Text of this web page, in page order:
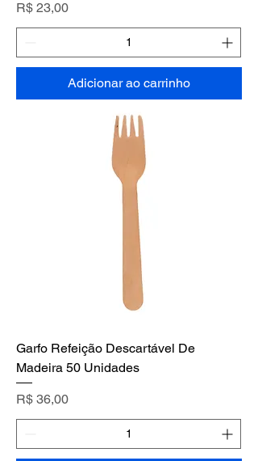
Preço
R$ 23,00
Adicionar ao carrinho
Garfo Refeição Descartável De
Madeira 50 Unidades
Preço
R$ 36,00